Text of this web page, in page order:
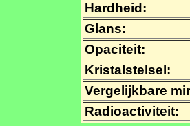
Hardheid:
Glans:
Opaciteit:
Kristalstelsel:
Vergelijkbare
Radioactiviteit: